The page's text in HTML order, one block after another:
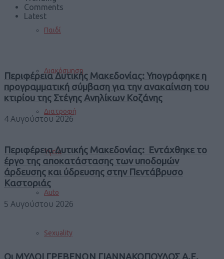
Παιδί
Διακόσμηση
Διατροφή
Υγεία
Auto
Sexuality
Comments
Latest
Περιφέρεια Δυτικής Μακεδονίας: Υπογράφηκε η
προγραμματική σύμβαση για την ανακαίνιση του
κτιρίου της Στέγης Ανηλίκων Κοζάνης
4 Αυγούστου 2026
Περιφέρεια Δυτικής Μακεδονίας: Εντάχθηκε το
έργο της αποκατάστασης των υποδομών
άρδευσης και ύδρευσης στην Πεντάβρυσο
Καστοριάς
5 Αυγούστου 2026